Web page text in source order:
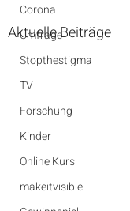
Corona
Umfrage
Stopthestigma
TV
Forschung
Kinder
Online Kurs
makeitvisible
Aktuelle Beiträge